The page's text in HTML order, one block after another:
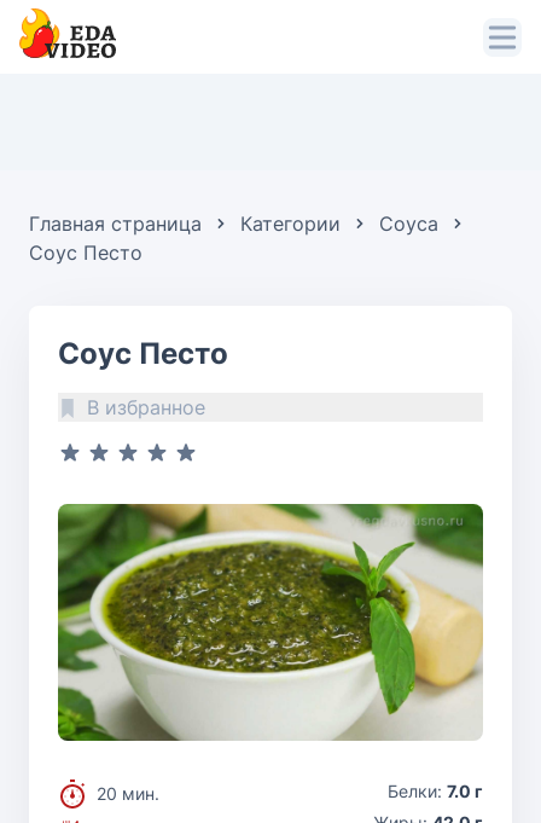
Главная страница Категории
Соуса
Соус Песто
Соус Песто
В избранное
20 мин.
Белки: 7.0 г